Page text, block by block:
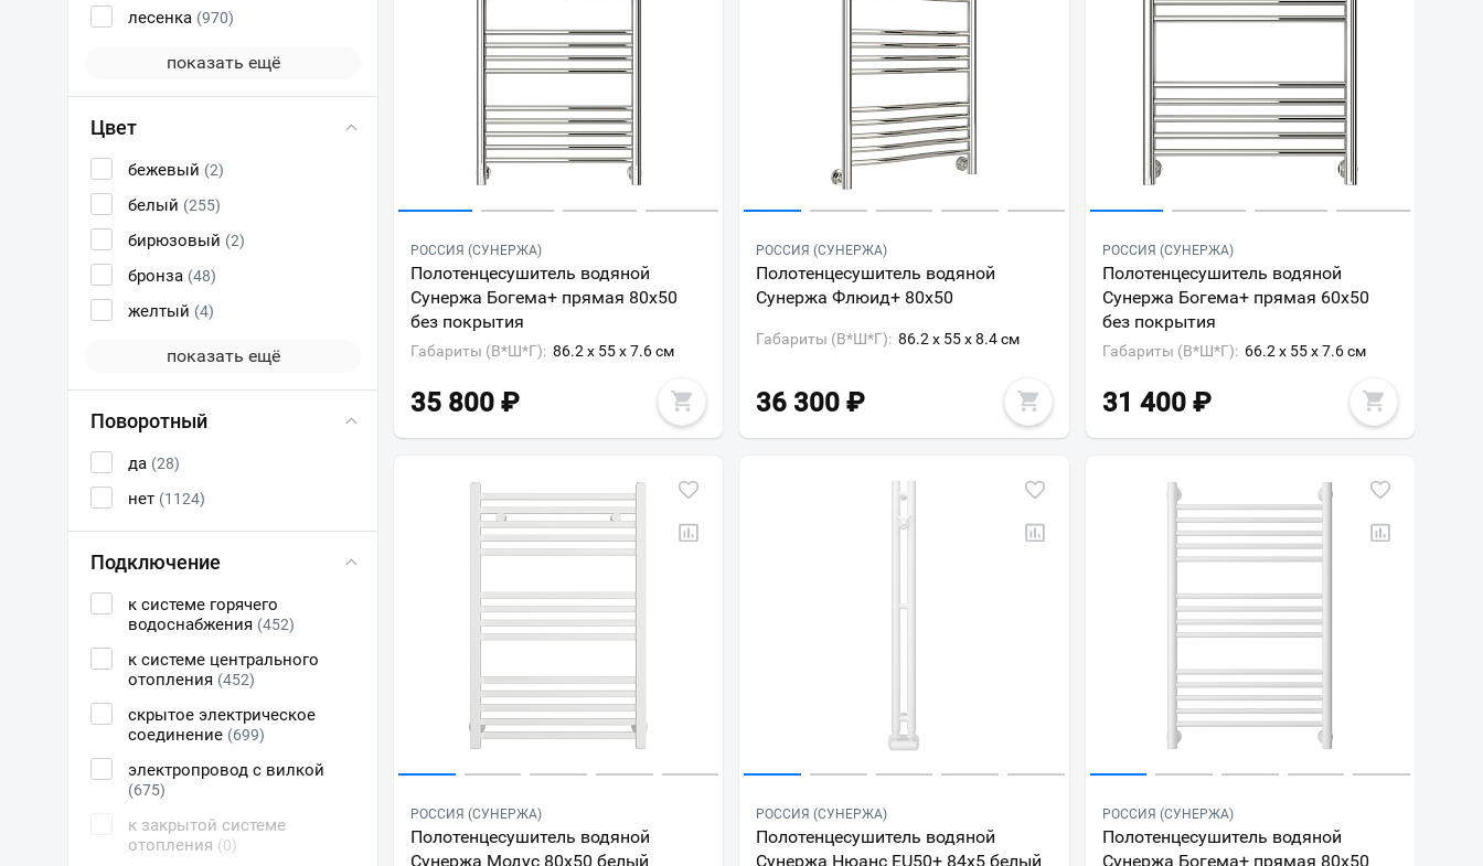
лесенка (970)
показать ещё
Цвет
бежевый (2)
белый (255)
бирюзовый (2)
бронза (48)
желтый (4)
показать ещё
Поворотный
да (28)
нет (1124)
Подключение
к системе горячего
водоснабжения (452)
к системе центрального
отопления (452)
скрытое электрическое
соединение (699)
электропровод с вилкой
(675)
к закрытой системе
отопления (0)
РОССИЯ (СУНЕРЖА)
Полотенцесушитель водяной
Сунержа Богема+ прямая 80x50
без покрытия
Габариты (В*Ш*Г): 86.2 x 55 x 7.6 см
35 800 ₽
РОССИЯ (СУНЕРЖА)
Полотенцесушитель водяной
Сунержа Флюид+ 80x50
Габариты (В*Ш*Г): 86.2 x 55 x 8.4 см
36 300 ₽
РОССИЯ (СУНЕРЖА)
Полотенцесушитель водяной
Сунержа Богема+ прямая 60x50
без покрытия
Габариты (В*Ш*Г): 66.2 x 55 x 7.6 см
31 400 ₽
РОССИЯ (СУНЕРЖА)
Полотенцесушитель водяной
Сунержа Модус 80х50 белый
РОССИЯ (СУНЕРЖА)
Полотенцесушитель водяной
Сунержа Нюанс EU50+ 84х5 белый
РОССИЯ (СУНЕРЖА)
Полотенцесушитель водяной
Сунержа Богема+ прямая 80х50
Ваш город?